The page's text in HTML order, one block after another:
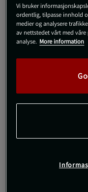
L
Gratis frakt over 800 kr
Lange deadlift‑sokker
Vi bruker
ordentlig, tilpasse innhold
medier og analysere
av nettstedet vårt med
analyse. More information